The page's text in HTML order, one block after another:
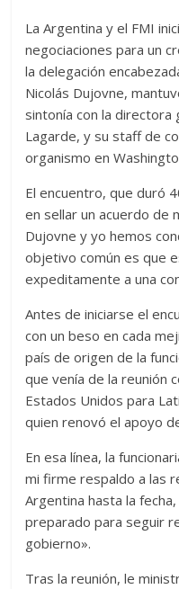
La Argentina y el FMI
negociaciones para un
la delegación
Nicolás Dujovne,
sintonía con la directora
Lagarde, y su staff de
organismo en
El encuentro, que duró
en sellar un acuerdo de
Dujovne y yo hemos
objetivo común es que
expeditamente a una
Antes de iniciarse el
con un beso en cada
país de origen de la
que venía de la reunión
Estados Unidos para
quien renovó el apoyo
En esa línea, la
mi firme respaldo a las
Argentina hasta la
preparado para seguir
gobierno».
Tras la reunión, le